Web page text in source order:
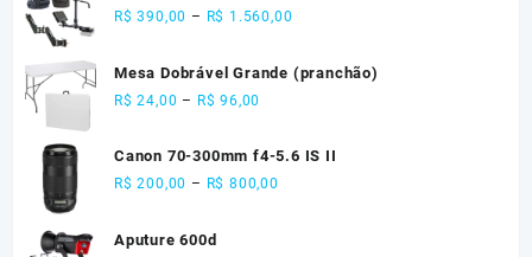
R$ 390,00 – R$ 1.560,00
Mesa Dobrável Grande (pranchão)
R$ 24,00 – R$ 96,00
Canon 70-300mm f4-5.6 IS II
R$ 200,00 – R$ 800,00
Aputure 600d